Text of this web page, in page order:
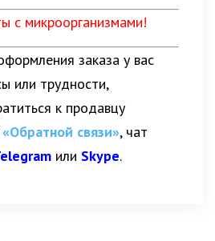
с микроорганизмами!
заказа у вас
или трудности,
к продавцу
«Обратной связи», чат
или Skype.